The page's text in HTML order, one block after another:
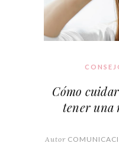
Cómo
tener una
Autor